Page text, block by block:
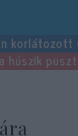
húszik